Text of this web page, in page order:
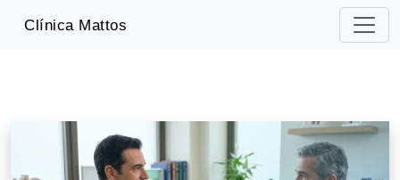
Clínica Mattos